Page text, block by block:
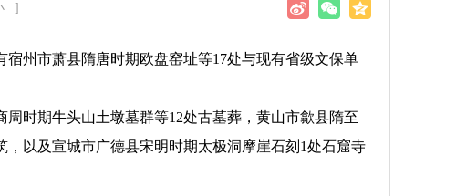
]
州市萧县隋唐时期欧盘窑址等17处与现有省级文保单
时期牛头山土墩墓群等12处古墓葬，黄山市歙县隋至
以及宣城市广德县宋明时期太极洞摩崖石刻1处石窟寺